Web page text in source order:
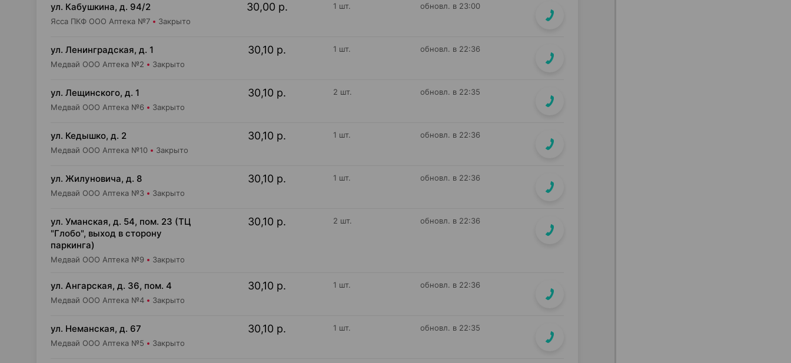
ул. Кабушкина, д. 94/2
Ясса ПКФ ООО Аптека №7 Закрыто
30,00 р. 1 шт. обновл. в 23:00
ул. Ленинградская, д. 1
Медвай ООО Аптека №2 Закрыто
30,10 р. 1 шт. обновл. в 22:36
ул. Лещинского, д. 1
Медвай ООО Аптека №6 Закрыто
30,10 р. 2 шт. обновл. в 22:35
ул. Кедышко, д. 2
Медвай ООО Аптека №10 Закрыто
30,10 р. 1 шт. обновл. в 22:36
ул. Жилуновича, д. 8
Медвай ООО Аптека №3 Закрыто
30,10 р. 1 шт. обновл. в 22:36
ул. Уманская, д. 54, пом. 23 (ТЦ
"Глобо", выход в сторону
паркинга)
Медвай ООО Аптека №9 Закрыто
30,10 р. 2 шт. обновл. в 22:36
ул. Ангарская, д. 36, пом. 4
Медвай ООО Аптека №4 Закрыто
30,10 р. 1 шт. обновл. в 22:36
ул. Неманская, д. 67
Медвай ООО Аптека №5 Закрыто
30,10 р. 1 шт. обновл. в 22:35